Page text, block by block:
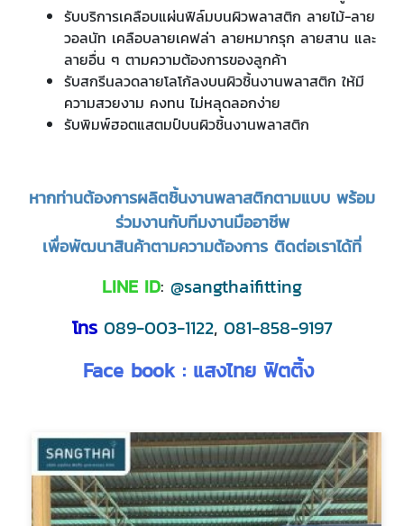
รับบริการเคลือบแผ่นฟิล์มบนผิวพลาสติก ลายไม้-ลาย
วอลนัท เคลือบลายเคฟล่า ลายหมากรุก ลายสาน และ
ลายอื่น ๆ ตามความต้องการของลูกค้า
รับสกรีนลวดลายโลโก้ลงบนผิวชิ้นงานพลาสติก ให้มี
ความสวยงาม คงทน ไม่หลุดลอกง่าย
รับพิมพ์ฮอตแสตมป์บนผิวชิ้นงานพลาสติก
หากท่านต้องการผลิตชิ้นงานพลาสติกตามแบบ พร้อม
ร่วมงานกับทีมงานมืออาชีพ
เพื่อพัฒนาสินค้าตามความต้องการ ติดต่อเราได้ที่
LINE ID: @sangthaifitting
โทร 089-003-1122, 081-858-9197
Face book : แสงไทย ฟิตติ้ง